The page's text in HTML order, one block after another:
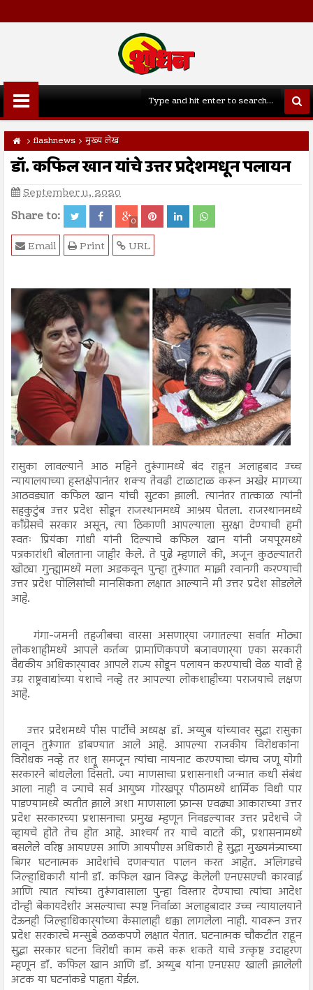
flashnews मुख्य लेख
डॉ. कफिल खान यांचे उत्तर प्रदेशमधून पलायन
September 11, 2020
Share to: 0
URL
Print
Email
रासुका लावल्याने आठ महिने तुरूंगामध्ये बंद राहून अलाहबाद उच्च
न्यायालयाच्या हस्तक्षेपानंतर शक्य तेवढी टाळाटाळ करून अखेर मागच्या
आठवड्यात कफिल खान यांची सुटका झाली. त्यानंतर तात्काळ त्यांनी
सहकुटुंब उत्तर प्रदेश सोडून राजस्थानमध्ये आश्रय घेतला. राजस्थानमध्ये
काँग्रेसचे सरकार असून, त्या ठिकाणी आपल्याला सुरक्षा देण्याची हमी
स्वतः प्रियंका गांधी यांनी दिल्याचे कफिल खान यांनी जयपूरमध्ये
पत्रकारांशी बोलताना जाहीर केले. ते पुढे म्हणाले की, अजून कुठल्यातरी
खोट्या गुन्ह्यामध्ये मला अडकवून पुन्हा तुरूंगात माझी रवानगी करण्याची
उत्तर प्रदेश पोलिसांची मानसिकता लक्षात आल्याने मी उत्तर प्रदेश सोडलेले
आहे.
गंगा-जमनी तहजीबचा वारसा असणार्‍या जगातल्या सर्वात मोठ्या
लोकशाहीमध्ये आपले कर्तव्य प्रामाणिकपणे बजावणार्‍या एका सरकारी
वैद्यकीय अधिकार्‍यावर आपले राज्य सोडून पलायन करण्याची वेळ यावी हे
उग्र राष्ट्रवाद्यांच्या यशाचे नव्हे तर आपल्या लोकशाहीच्या पराजयाचे लक्षण
आहे.
उत्तर प्रदेशमध्ये पीस पार्टीचे अध्यक्ष डॉ. अय्युब यांच्यावर सुद्धा रासुका
लावून तुरूंगात डांबण्यात आले आहे. आपल्या राजकीय विरोधकांना
विरोधक नव्हे तर शत्रू समजून त्यांचा नायनाट करण्याचा चंगच जणू योगी
सरकारने बांधलेला दिसतो. ज्या माणसाचा प्रशासनाशी जन्मात कधी संबंध
आला नाही व ज्याचे सर्व आयुष्य गोरखपूर पीठामध्ये धार्मिक विधी पार
पाडण्यामध्ये व्यतीत झाले अशा माणसाला फ्रान्स एवढ्या आकाराच्या उत्तर
प्रदेश सरकारच्या प्रशासनाचा प्रमुख म्हणून निवडल्यावर उत्तर प्रदेशचे जे
व्हायचे होते तेच होत आहे. आश्‍चर्य तर याचे वाटते की, प्रशासनामध्ये
बसलेले वरिष्ठ आयएएस आणि आयपीएस अधिकारी हे सुद्धा मुख्यमंत्र्याच्या
बिगर घटनात्मक आदेशांचे दणक्यात पालन करत आहेत. अलिगडचे
जिल्हाधिकारी यांनी डॉ. कफिल खान विरूद्ध केलेली एनएसएची कारवाई
आणि त्यात त्यांच्या तुरूंगवासाला पुन्हा विस्तार देण्याचा त्यांचा आदेश
दोन्ही बेकायदेशीर असल्याचा स्पष्ट निर्वाळा अलाहबादार उच्च न्यायालयाने
देऊनही जिल्हाधिकार्‍यांच्या केसालाही धक्का लागलेला नाही. यावरून उत्तर
प्रदेश सरकारचे मन्सुबे ठळकपणे लक्षात येतात. घटनात्मक चौकटीत राहून
सुद्धा सरकार घटना विरोधी काम कसे करू शकते याचे उत्कृष्ट उदाहरण
म्हणून डॉ. कफिल खान आणि डॉ. अय्युब यांना एनएसए खाली झालेली
अटक या घटनांकडे पाहता येईल.